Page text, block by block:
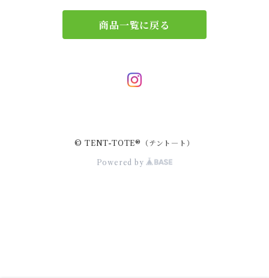
商品一覧に戻る
© TENT-TOTE®（テント―ト）
Powered by